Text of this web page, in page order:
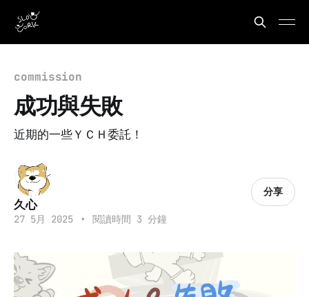
commission
成功與失敗
近期的一些ＹＣＨ委託！
久心
27 5月 2025 • 閱讀時間 3 分鐘
分享